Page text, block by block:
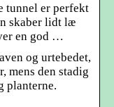
tunnel er perfekt
skaber lidt læ
en god …
og urtebedet,
mens den stadig
planterne.